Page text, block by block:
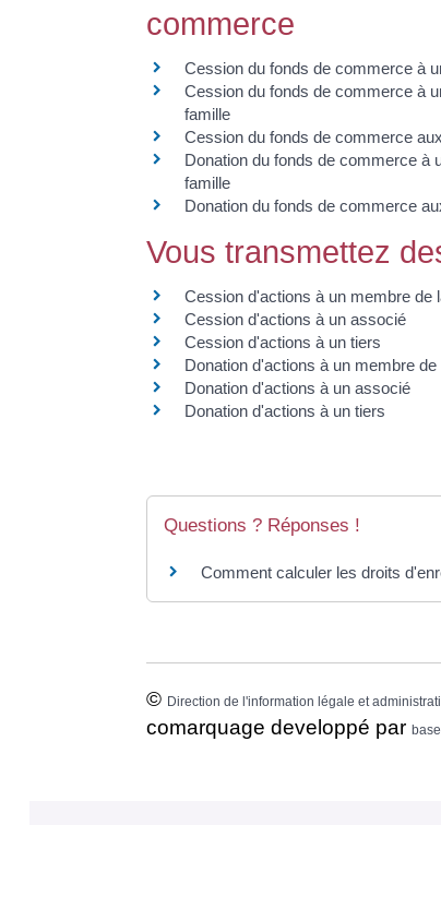
commerce
Cession du fonds de commerce à
Cession du fonds de commerce à
famille
Cession du fonds de commerce
Donation du fonds de commerce à
famille
Donation du fonds de commerce
Vous transmettez
Cession d'actions à un membre de
Cession d'actions à un associé
Cession d'actions à un tiers
Donation d'actions à un membre de
Donation d'actions à un associé
Donation d'actions à un tiers
Questions ? Réponses !
Comment calculer les droits
© Direction de l'information légale et
comarquage developpé par